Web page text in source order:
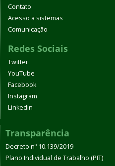
Contato
Acesso a sistemas
Comunicação
Redes Sociais
Twitter
YouTube
Facebook
Instagram
Linkedin
Transparência
Decreto nº 10.139/2019
Plano Individual de Trabalho (PIT)